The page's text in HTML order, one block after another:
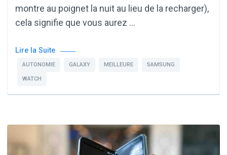
montre au poignet la nuit au lieu de la recharger),
cela signifie que vous aurez …
Lire la Suite
AUTONOMIE GALAXY MEILLEURE SAMSUNG
WATCH